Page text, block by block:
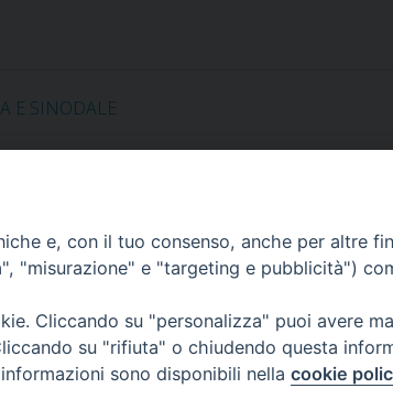
E SINODALE
Trinitapoli
Via Beltrani,
Centralino
Cancelleria
e, con il tuo consenso, anche per altre
"misurazione" e "targeting e pubblicità")
Cliccando su "personalizza" puoi avere
su "rifiuta" o chiudendo questa
sono disponibili nella cookie